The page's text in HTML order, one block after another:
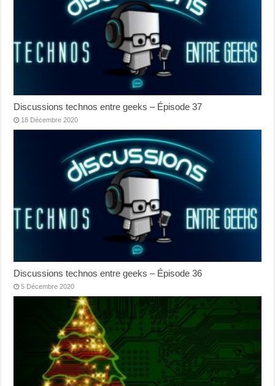
Discussions technos entre geeks – Épisode 37
18 Décembre 2020
Discussions technos entre geeks – Épisode 36
5 Décembre 2020